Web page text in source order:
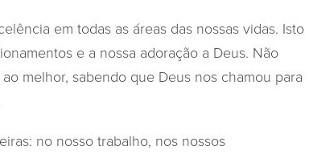
em todas as áreas das nossas vidas. Isto
e a nossa adoração a Deus. Não
melhor, sabendo que Deus nos chamou para
no nosso trabalho, nos nossos